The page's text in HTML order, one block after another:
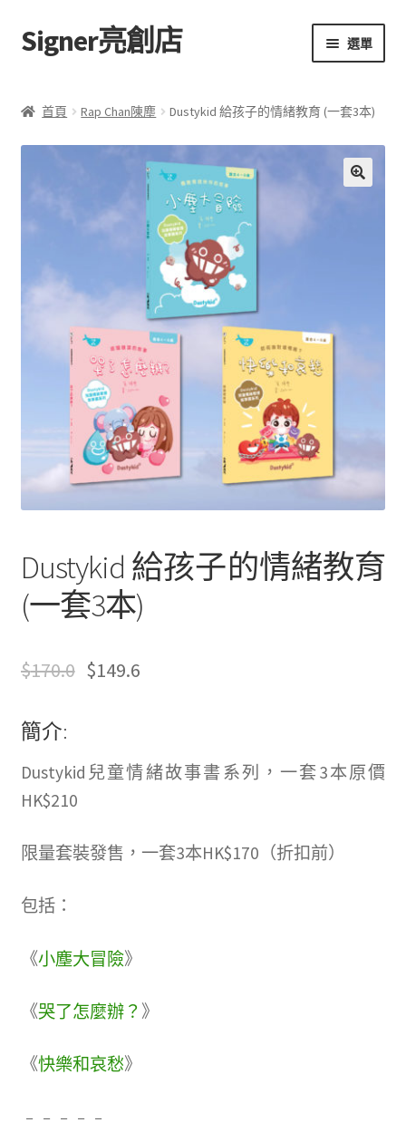
跳
至
覽
跳
至
要
容
Signer亮創店 選單
學校選書（中學）
「此時此地 看見亮光」2025特展
網上書店
聯絡我們+郵費
登入
首頁 Rap Chan陳塵 Dustykid 給孩子的情緒教育 (一套3本)
Dustykid 給孩子的情緒教育
(一套3本)
$170.0 $149.6
簡介:
Dustykid兒童情緒故事書系列，一套3本原價
HK$210
限量套裝發售，一套3本HK$170（折扣前）
包括：
《小塵大冒險》
《哭了怎麼辦？ 》
《快樂和哀愁》
﹣﹣﹣﹣﹣